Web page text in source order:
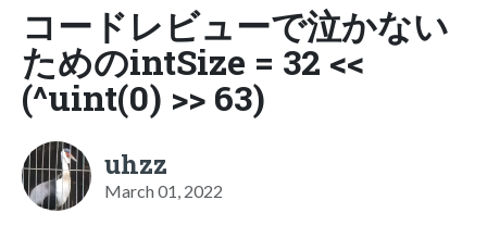
コードレビューで泣かない
ためのintSize = 32 <<
(^uint(0) >> 63)
uhzz
March 01, 2022